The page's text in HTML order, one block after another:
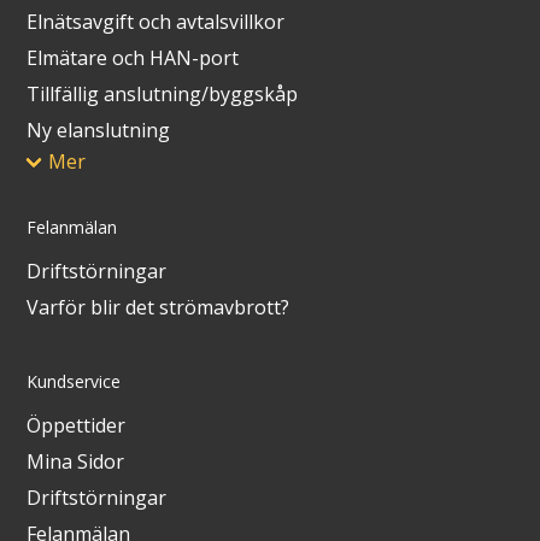
Elnätsavgift och avtalsvillkor
Elmätare och HAN-port
Tillfällig anslutning/byggskåp
Ny elanslutning
Mer
Felanmälan
Driftstörningar
Varför blir det strömavbrott?
Kundservice
Öppettider
Mina Sidor
Driftstörningar
Felanmälan